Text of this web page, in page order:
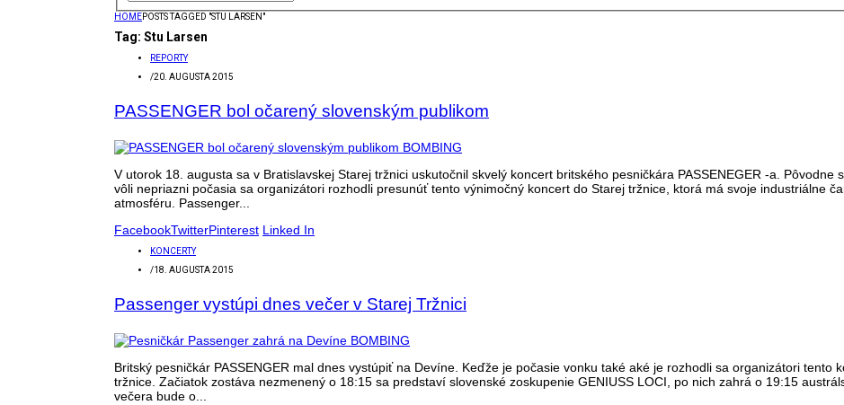
HOMEPOSTS TAGGED "STU LARSEN"
Tag: Stu Larsen
REPORTY
/20. AUGUSTA 2015
PASSENGER bol očarený slovenským publikom
V utorok 18. augusta sa v Bratislavskej Starej tržnici uskutočnil skvelý koncert britského pesničkára PASSENEGER -a.
vôli nepriazni počasia sa organizátori rozhodli presunúť tento výnimočný koncert do Starej tržnice, ktorá má svoje industriálne
atmosféru. Passenger...
FacebookTwitterPinterest Linked In
KONCERTY
/18. AUGUSTA 2015
Passenger vystúpi dnes večer v Starej Tržnici
Britský pesničkár PASSENGER mal dnes vystúpiť na Devíne. Keďže je počasie vonku také aké je rozhodli sa organizátori tento
tržnice. Začiatok zostáva nezmenený o 18:15 sa predstaví slovenské zoskupenie GENIUSS LOCI, po nich zahrá o 19:15
večera bude o...